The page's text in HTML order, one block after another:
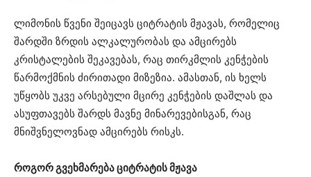
ლიმონის წვენი შეიცავს ციტრატის მჟავას, რომელიც
შარდში ზრდის ალკალურობას და ამცირებს
კრისტალების შეკავებას, რაც თირკმლის კენჭების
წარმოქმნის ძირითადი მიზეზია. ამასთან, ის ხელს
უწყობს უკვე არსებული მცირე კენჭების დაშლას და
ასუფთავებს შარდს მავნე მინარევებისგან, რაც
მნიშვნელოვნად ამცირებს რისკს.
როგორ გვეხმარება ციტრატის მჟავა